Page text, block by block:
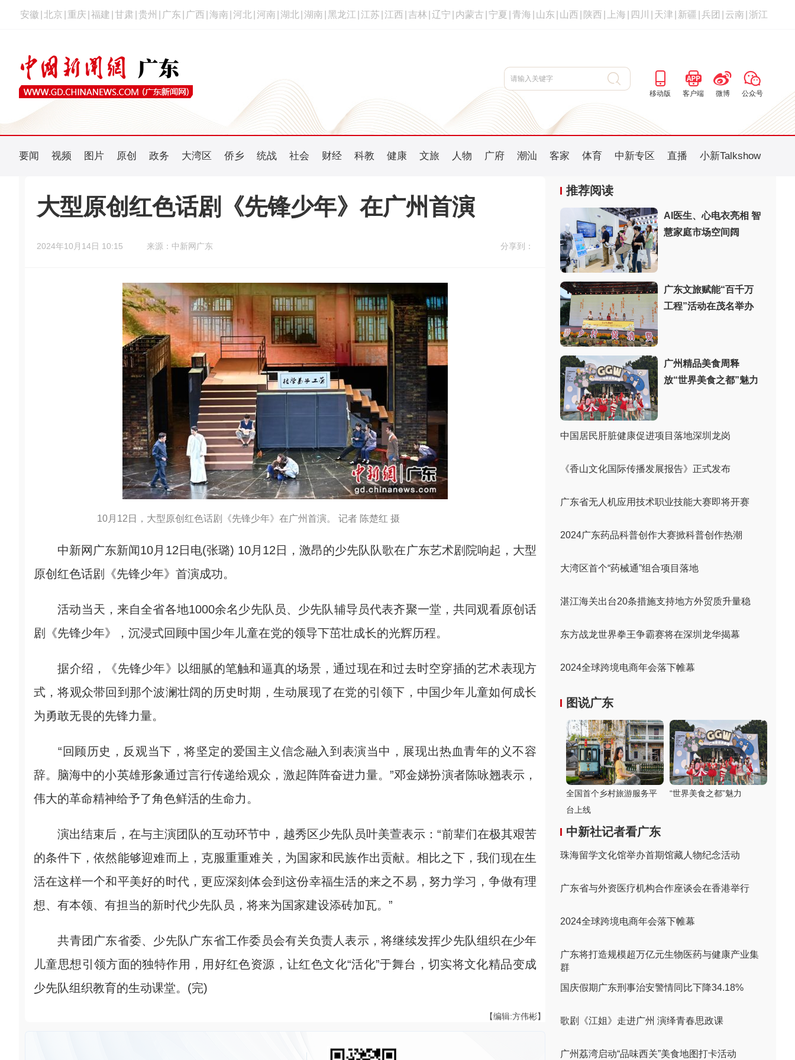
安徽 北京 重庆 福建 甘肃 贵州 广东 广西 海南 河北 河南 湖北 湖南 黑龙江 江苏 江西 吉林 辽宁 内蒙古 宁夏 青海 山东 山西 陕西 上海 四川 天津 新疆 兵团 云南 浙江
移动版 客户端 微博 公众号
要闻 视频 图片 原创 政务 大湾区 侨乡 统战 社会 财经 科教 健康 文旅 人物 广府 潮汕 客家 体育 中新专区 直播 小新Talkshow
大型原创红色话剧《先锋少年》在广州首演
2024年10月14日 10:15 来源：中新网广东 分享到：
10月12日，大型原创红色话剧《先锋少年》在广州首演。 记者 陈楚红 摄
中新网广东新闻10月12日电(张璐) 10月12日，激昂的少先队队歌在广东艺术剧院响起，大型
原创红色话剧《先锋少年》首演成功。
活动当天，来自全省各地1000余名少先队员、少先队辅导员代表齐聚一堂，共同观看原创话
剧《先锋少年》，沉浸式回顾中国少年儿童在党的领导下茁壮成长的光辉历程。
据介绍，《先锋少年》以细腻的笔触和逼真的场景，通过现在和过去时空穿插的艺术表现方
式，将观众带回到那个波澜壮阔的历史时期，生动展现了在党的引领下，中国少年儿童如何成长
为勇敢无畏的先锋力量。
“回顾历史，反观当下，将坚定的爱国主义信念融入到表演当中，展现出热血青年的义不容
辞。脑海中的小英雄形象通过言行传递给观众，激起阵阵奋进力量。”邓金娣扮演者陈咏翘表示，
伟大的革命精神给予了角色鲜活的生命力。
演出结束后，在与主演团队的互动环节中，越秀区少先队员叶美萱表示：“前辈们在极其艰苦
的条件下，依然能够迎难而上，克服重重难关，为国家和民族作出贡献。相比之下，我们现在生
活在这样一个和平美好的时代，更应深刻体会到这份幸福生活的来之不易，努力学习，争做有理
想、有本领、有担当的新时代少先队员，将来为国家建设添砖加瓦。”
共青团广东省委、少先队广东省工作委员会有关负责人表示，将继续发挥少先队组织在少年
儿童思想引领方面的独特作用，用好红色资源，让红色文化“活化”于舞台，切实将文化精品变成
少先队组织教育的生动课堂。(完)
【编辑:方伟彬】
推荐阅读
AI医生、心电衣亮相 智
慧家庭市场空间阔
广东文旅赋能“百千万
工程”活动在茂名举办
广州精品美食周释
放“世界美食之都”魅力
中国居民肝脏健康促进项目落地深圳龙岗
《香山文化国际传播发展报告》正式发布
广东省无人机应用技术职业技能大赛即将开赛
2024广东药品科普创作大赛掀科普创作热潮
大湾区首个“药械通”组合项目落地
湛江海关出台20条措施支持地方外贸质升量稳
东方战龙世界拳王争霸赛将在深圳龙华揭幕
2024全球跨境电商年会落下帷幕
图说广东
全国首个乡村旅游服务平
台上线
“世界美食之都”魅力
中新社记者看广东
珠海留学文化馆举办首期馆藏人物纪念活动
广东省与外资医疗机构合作座谈会在香港举行
2024全球跨境电商年会落下帷幕
广东将打造规模超万亿元生物医药与健康产业集
群
国庆假期广东刑事治安警情同比下降34.18%
歌剧《江姐》走进广州 演绎青春思政课
广州荔湾启动“品味西关”美食地图打卡活动